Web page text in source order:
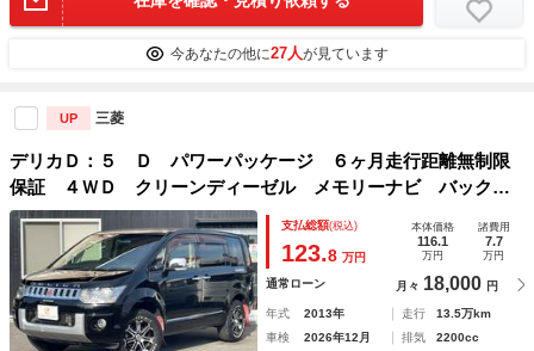
今あなたの他に27人が見ています
UP 三菱
デリカＤ：５ Ｄ パワーパッケージ ６ヶ月走行距離無制限
保証 ４ＷＤ クリーンディーゼル メモリーナビ バックカ
メラ 両側パワースライドドア デイトナユーロ１６型ＡＷ
クルーズコントロール 後席フリップダウン リアエアロ シ
ートヒーター
支払総額(税込)
123.8 万円
本体価格
116.1
万円
諸費用
7.7
万円
通常ローン 月々 18,000 円
年式 2013年 走行
13.5万km
車検
2026年12月 排気
2200cc